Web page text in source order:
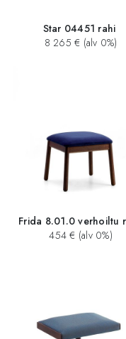
Star 04451 rahi
8 265 € (alv 0%)
Frida 8.01.0 verhoiltu
454 € (alv 0%)